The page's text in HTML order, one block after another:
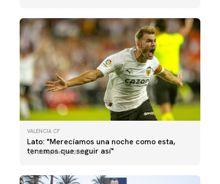
VALENCIA CF
Lato: "Merecíamos una noche como esta,
tenemos que seguir así"
04 septiembre 2022